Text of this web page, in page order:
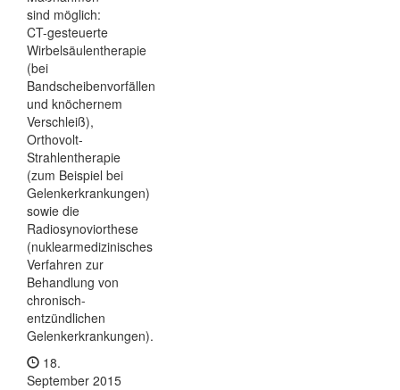
sind möglich:
CT-gesteuerte
Wirbelsäulentherapie
(bei
Bandscheibenvorfällen
und knöchernem
Verschleiß),
Orthovolt-
Strahlentherapie
(zum Beispiel bei
Gelenkerkrankungen)
sowie die
Radiosynoviorthese
(nuklearmedizinisches
Verfahren zur
Behandlung von
chronisch-
entzündlichen
Gelenkerkrankungen).
18.
September 2015